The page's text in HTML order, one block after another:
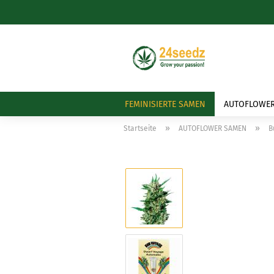
FEMINISIERTE SAMEN
Startseite » AUTOFLOWER SAMEN »